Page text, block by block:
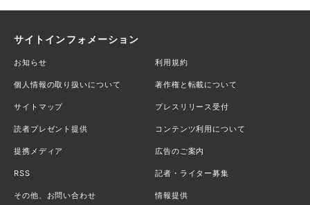
サイトインフォメーション
お知らせ 利用規約
個人情報の取り扱いについて 著作権と転載について
サイトマップ プレスリリース受付
読者プレゼント提供 コンテンツ利用について
提携メディア 広告のご案内
RSS 記者・ライター募集
その他、お問い合わせ 情報提供